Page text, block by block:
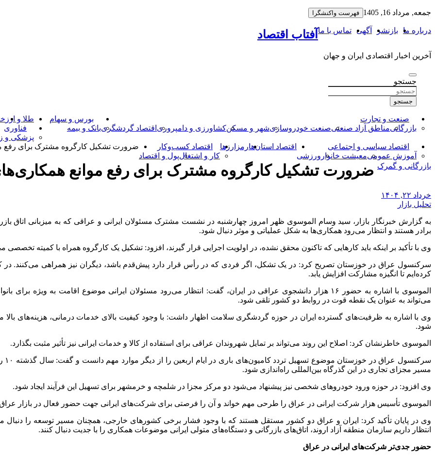
به
بروید
جمعه, مرداد 16, 1405 فهرست واکنشگرا
درباره ما بازنشر آگهی تماس با ما آفتاب اقتصاد
آخرین اخبار اقتصادی ایران و جهان
جستجو
جستجو
صنعت و تجارت
بازرگانیمناطق آزاد صنعتیصنعت خودروسازیشهر و مسکنکشاورزی و دامپروری اقتصاد گردشگری
بورس و سهام
بانک و بیمه
طلا و ارز
فناوری
پزشکی و
اقتصاد سیاسی و اجتماعی
آموزش عمومیمعیشت خانوار ورزشی
اقتصاد استان‌هارمزارزها
اقتصاد کسب‌و‌کار
کار و اشتغالپول و اقتصاد
ضرورت تشکیل کارگروه مشترک برای رفع
بازرگانی و گمرک ضرورت تشکیل کارگروه مشترک برای رفع موانع
خرداد ۲۲, ۱۴۰۴
تحلیل بازار
به گزارش خبرنگار بازار، سید وسام الموسوی ظهر امروز چهارشنبه در نشست مشترک مسئولان ایرانی و عراقی که به میزبانی اتاق
برادر هستند و انتظار می‌رود همکاری‌ها به شکل عملیاتی و موثر دنبال شود.
وی با تأکید بر اینکه باید کارهایی که تاکنون محقق نشده، در اولویت اجرایی قرار گیرند، افزود: تشکیل یک کارگروه همراه با کمیته
سرکنسول عراق در خوزستان تصریح کرد: در یک تشکل، اگر فردی که در رأس قرار دارد پیش‌قدم باشد، دیگران نیز همراهی می‌کنند.
کرده‌ایم تا انگیزه مشارکت افزایش یابد.
الموسوی با اشاره به حضور ۱۶ هزار دانشجوی عراقی در ایران، گفت: انتظار می‌رود مسئولان ایرانی موضوع اقامت به
می‌تواند به عنوان یک نقطه قوت در روابط دو کشور تلقی شود.
وی با اشاره به ظرفیت‌های گسترده ایران در حوزه گردشگری سلامت اظهار داشت: با وجود کیفیت بالای خدمات درمانی، هزینه‌های بالا
شود.
الموسوی خاطرنشان کرد: اصلاح این روند می‌تواند بر تمایل شهروندان عراقی برای استفاده از کالا و خدمات ایرانی نیز تأثیر مثبت بگذارد.
مسیر مجزای تجاری در این گذرگاه بین‌المللی راه‌اندازی شود.
وی افزود: در حوزه ورود خودروهای شخصی نیز پیشنهاد می‌شود دو مرکز مجزا در شلمچه و خرمشهر برای تسهیل این فرآیند ایجاد شود.
الموسوی تأسیس هزار شرکت ایرانی در عراق را طرحی مهم خواند و آن را فرصتی برای شرکت‌های ایرانی جهت حضور فعال در بازار
وی در پایان تأکید کرد: ایران و عراق دو کشور مستقل هستند که با وجود فشار برخی کشورهای خارجی، همچنان مسیر توسعه را
انتظار داریم سازمان منطقه آزاد اروند، اتاق‌های بازرگانی و دستگاه‌های متولی ایرانی موضوعات همکاری را با جدیت دنبال کنند.
حضور جدی‌تر شرکت‌های ایرانی در عراق